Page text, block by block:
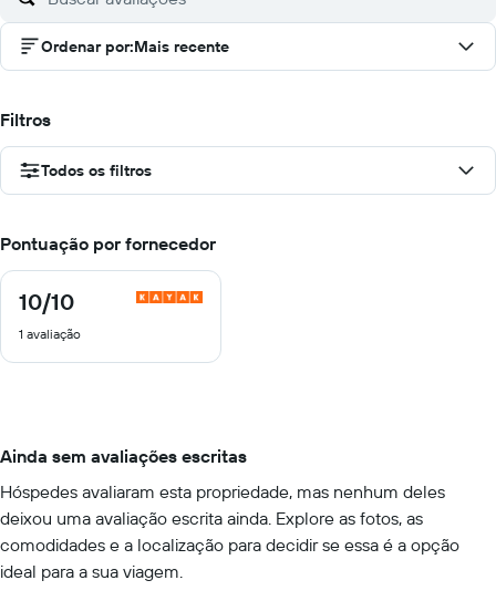
Ordenar por:Mais recente
Filtros
Todos os filtros
Pontuação por fornecedor
10/10
10
10
1 avaliação
Ainda sem avaliações escritas
Hóspedes avaliaram esta propriedade, mas nenhum deles
deixou uma avaliação escrita ainda. Explore as fotos, as
comodidades e a localização para decidir se essa é a opção
ideal para a sua viagem.